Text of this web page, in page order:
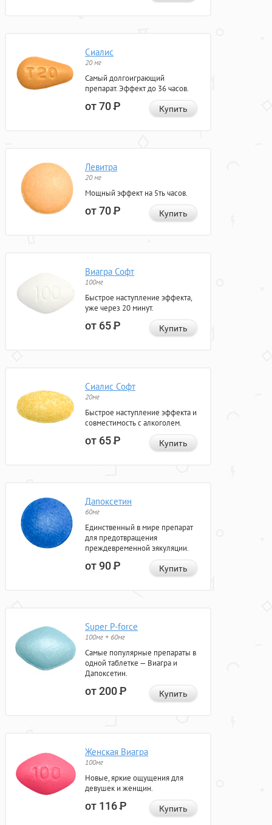
Сиалис
20 мг
Самый долгоиграющий
препарат. Эффект до 36 часов.
от 70Р Купить
Левитра
20 мг
Мощный эффект на 5ть часов.
от 70Р Купить
Виагра Софт
100мг
Быстрое наступление эффекта,
уже через 20 минут.
от 65Р Купить
Сиалис Софт
20мг
Быстрое наступление эффекта и
совместимость с алкоголем.
от 65Р Купить
Дапоксетин
60мг
Единственный в мире препарат
для предотвращения
преждевременной эякуляции.
от 90Р Купить
Super P-force
100мг + 60мг
Самые популярные препараты в
одной таблетке — Виагра и
Дапоксетин.
от 200Р Купить
Женская Виагра
100мг
Новые, яркие ощущения для
девушек и женщин.
от 116Р Купить